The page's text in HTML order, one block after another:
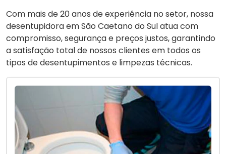
Com mais de 20 anos de experiência no setor, nossa
desentupidora em São Caetano do Sul atua com
compromisso, segurança e preços justos, garantindo
a satisfação total de nossos clientes em todos os
tipos de desentupimentos e limpezas técnicas.